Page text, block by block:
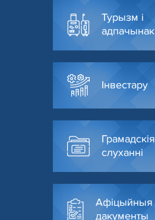
Турызм і
адпачынак
Інвестару
Грамадскія
слуханні
Афіцыйныя
дакументы